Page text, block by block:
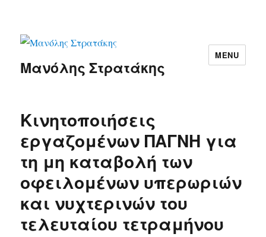
Μανόλης Στρατάκης
MENU
Κινητοποιήσεις
εργαζομένων ΠΑΓΝΗ για
τη μη καταβολή των
οφειλομένων υπερωριών
και νυχτερινών του
τελευταίου τετραμήνου